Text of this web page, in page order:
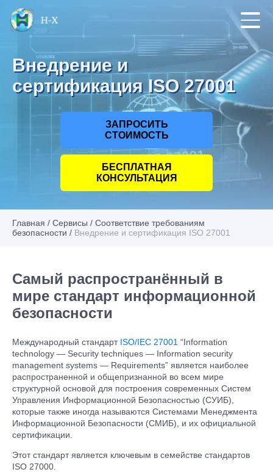
Внедрение и
сертификация ISO 27001
ЗАПРОСИТЬ
СТОИМОСТЬ
БЕСПЛАТНАЯ
КОНСУЛЬТАЦИЯ
Главная / Сервисы / Соответствие требованиям
безопасности / Внедрение и сертификация ISO 27001
Самый распространённый в
мире стандарт информационной
безопасности
Международный стандарт ISO/IEC 27001 “Information
technology — Security techniques — Information security
management systems — Requirements” является наиболее
распространенной и общепризнанной во всем мире
структурной основой для построения современных Систем
Управления Информационной Безопасностью (СУИБ),
которые также иногда называются Системами Менеджмента
Информационной Безопасности (СМИБ), и их официальной
сертификации.
Этот стандарт является ключевым в семействе стандартов
ISO 27000.